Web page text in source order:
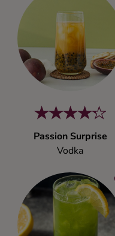
Passion Surprise
Vodka